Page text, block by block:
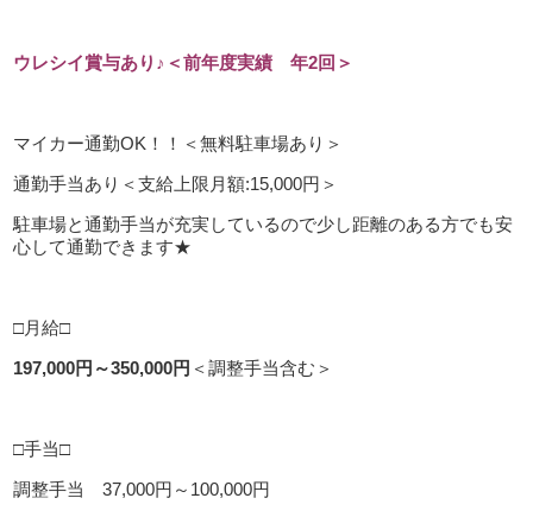
ウレシイ賞与あり♪＜前年度実績 年2回＞
マイカー通勤OK！！＜無料駐車場あり＞
通勤手当あり＜支給上限月額:15,000円＞
駐車場と通勤手当が充実しているので少し距離のある方でも安
心して通勤できます★
□月給□
197,000円～350,000円 ＜調整手当含む＞
□手当□
調整手当 37,000円～100,000円